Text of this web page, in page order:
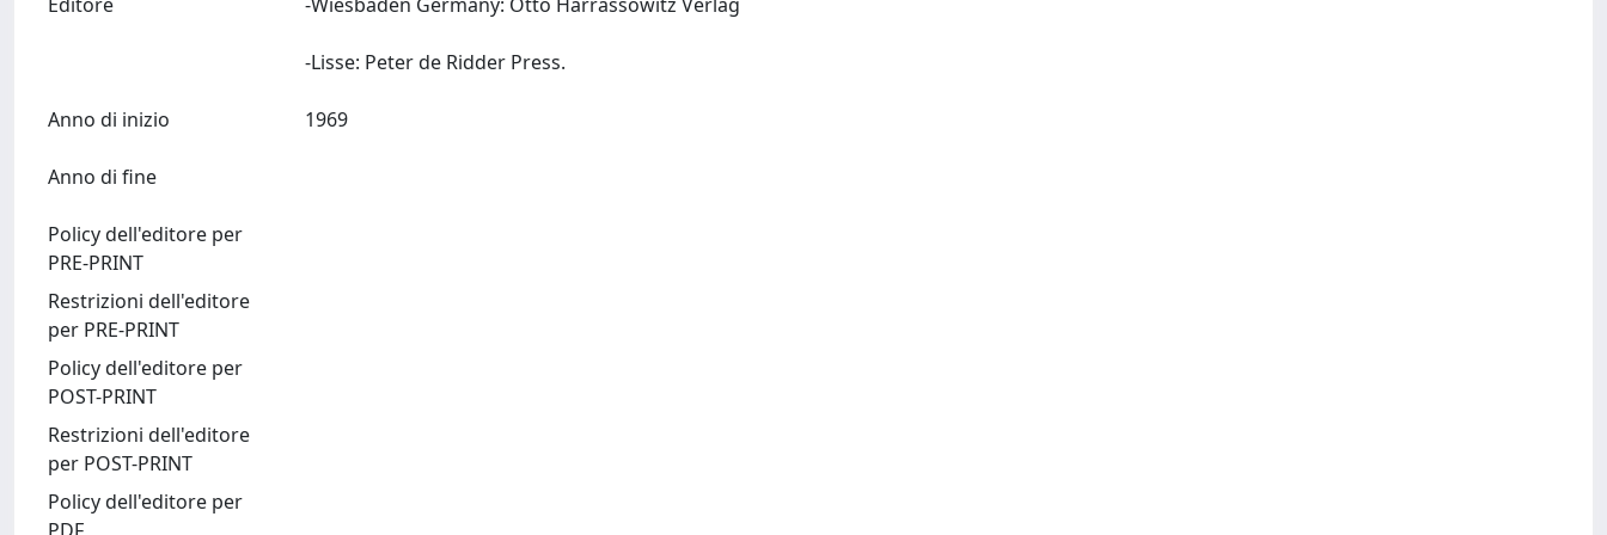
Anno di inizio
Anno di fine
Policy dell'editore per
PRE-PRINT
Restrizioni dell'editore
per PRE-PRINT
Policy dell'editore per
POST-PRINT
Restrizioni dell'editore
per POST-PRINT
Policy dell'editore per